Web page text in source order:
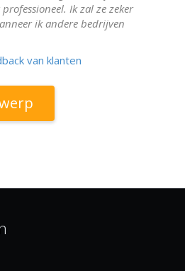
Ik zal ze zeker
ik andere bedrijven
van klanten